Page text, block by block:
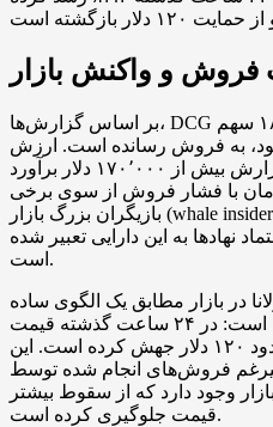
فروش و واکنش بازار
بر اساس گزارش‌ها، DCG اخیراً ۱۸٬۸۶۲ سهم GSOL را که در
شده بود، به فروش رسانده است. ارزش
این بسته سهامی در زمان گزارش بیش از ۱۷۰٬۰۰۰ دلار برآورد
با فشار فروش از سوی برخی
بازیگران بزرگ بازار (whale insiders) رخ داده که در برخی محافل
نهادها به این دارایی تعبیر شده
است.
در بازار مطابق یک الگوی ساده
نبوده است: در ۲۴ ساعت گذشته قیمت SOL حدود ۳.۲٪ افزایش
یافته و از سطح حمایتی حدود ۱۲۰ دلار جهش کرده است. این
فروش‌های انجام شده توسط
وجود دارد که از سقوط بیشتر
قیمت جلوگیری کرده است.